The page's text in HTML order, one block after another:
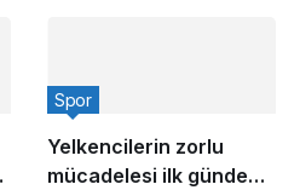
Yelkencilerin zorlu
mücadelesi ilk günde
Spor